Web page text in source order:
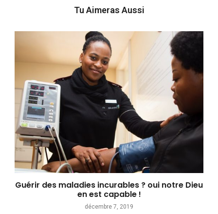
Tu Aimeras Aussi
Guérir des maladies incurables ? oui notre Dieu
en est capable !
décembre 7, 2019